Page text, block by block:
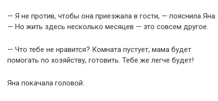
— Я не против, чтобы она приезжала в гости, — пояснила Яна.
— Но жить здесь несколько месяцев — это совсем другое.
— Что тебе не нравится? Комната пустует, мама будет
помогать по хозяйству, готовить. Тебе же легче будет!
Яна покачала головой: